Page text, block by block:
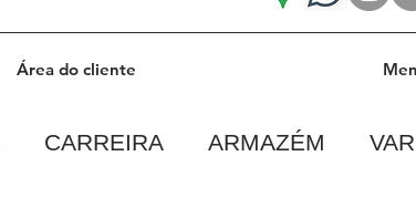
Área do cliente
CARREIRA ARMAZÉM